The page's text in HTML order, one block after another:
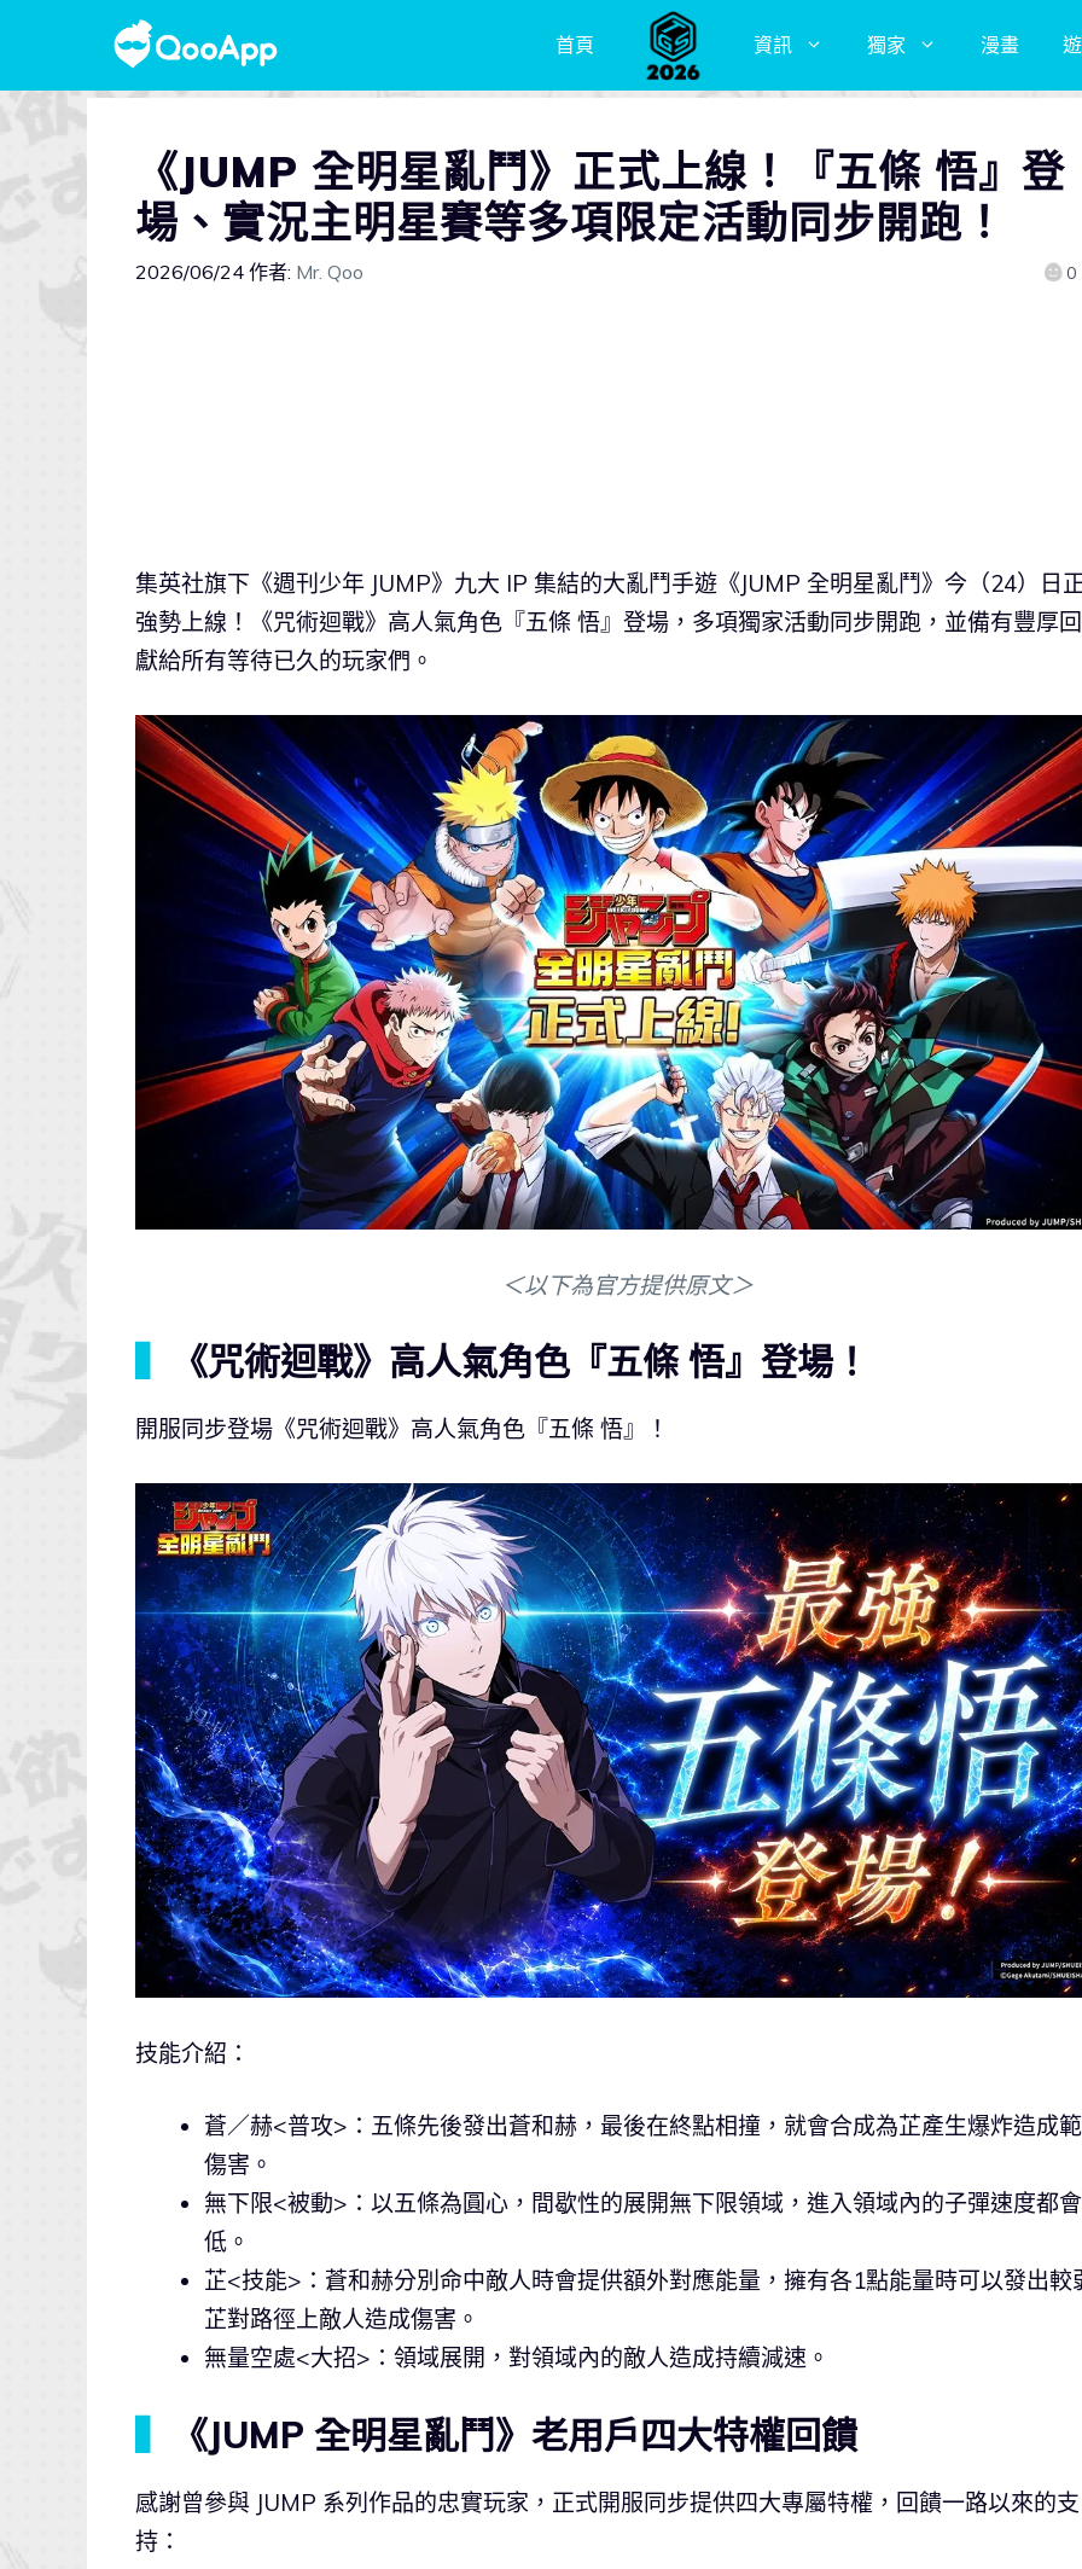
首頁 資訊 獨家 漫畫
《JUMP 全明星亂鬥》正式上線！『五條 悟』登
場、實況主明星賽等多項限定活動同步開跑！
2026/06/24 作者: Mr. Qoo 0
集英社旗下《週刊少年 JUMP》九大 IP 集結的大亂鬥手遊《JUMP 全明星亂鬥》今（24）日
強勢上線！《咒術迴戰》高人氣角色『五條 悟』登場，多項獨家活動同步開跑，並備有豐厚
獻給所有等待已久的玩家們。
＜以下為官方提供原文＞
《咒術迴戰》高人氣角色『五條 悟』登場！
開服同步登場《咒術迴戰》高人氣角色『五條 悟』！
技能介紹：
蒼／赫<普攻>：五條先後發出蒼和赫，最後在終點相撞，就會合成為芷產生爆炸造成
傷害。
無下限<被動>：以五條為圓心，間歇性的展開無下限領域，進入領域內的子彈速度都
低。
芷<技能>：蒼和赫分別命中敵人時會提供額外對應能量，擁有各1點能量時可以發出較
芷對路徑上敵人造成傷害。
無量空處<大招>：領域展開，對領域內的敵人造成持續減速。
《JUMP 全明星亂鬥》老用戶四大特權回饋
感謝曾參與 JUMP 系列作品的忠實玩家，正式開服同步提供四大專屬特權，回饋一路以來的支
持：